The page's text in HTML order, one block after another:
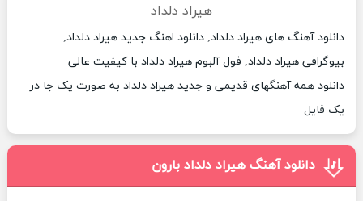
هیراد دلداد
دانلود آهنگ های هیراد دلداد, دانلود اهنگ جدید هیراد دلداد,
بیوگرافی هیراد دلداد, فول آلبوم هیراد دلداد با کیفیت عالی
دانلود همه آهنگهای قدیمی و جدید هیراد دلداد به صورت یک جا در
یک فایل
دانلود آهنگ هیراد دلداد بارون